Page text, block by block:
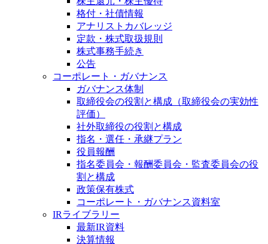
格付・社債情報
アナリストカバレッジ
定款・株式取扱規則
株式事務手続き
公告
コーポレート・ガバナンス
ガバナンス体制
取締役会の役割と構成（取締役会の実効性
評価）
社外取締役の役割と構成
指名・選任・承継プラン
役員報酬
指名委員会・報酬委員会・監査委員会の役
割と構成
政策保有株式
コーポレート・ガバナンス資料室
IRライブラリー
最新IR資料
決算情報